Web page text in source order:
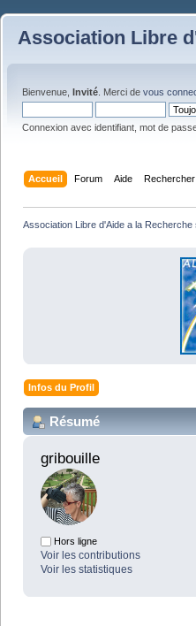
Association Libre
Bienvenue, Invité . Merci de vous
Connexion avec identifiant, mot de
Accueil Forum Aide Rechercher
Association Libre d'Aide a la Recherche
Infos du Profil
Résumé
gribouille
Hors ligne
Voir les contributions
Voir les statistiques